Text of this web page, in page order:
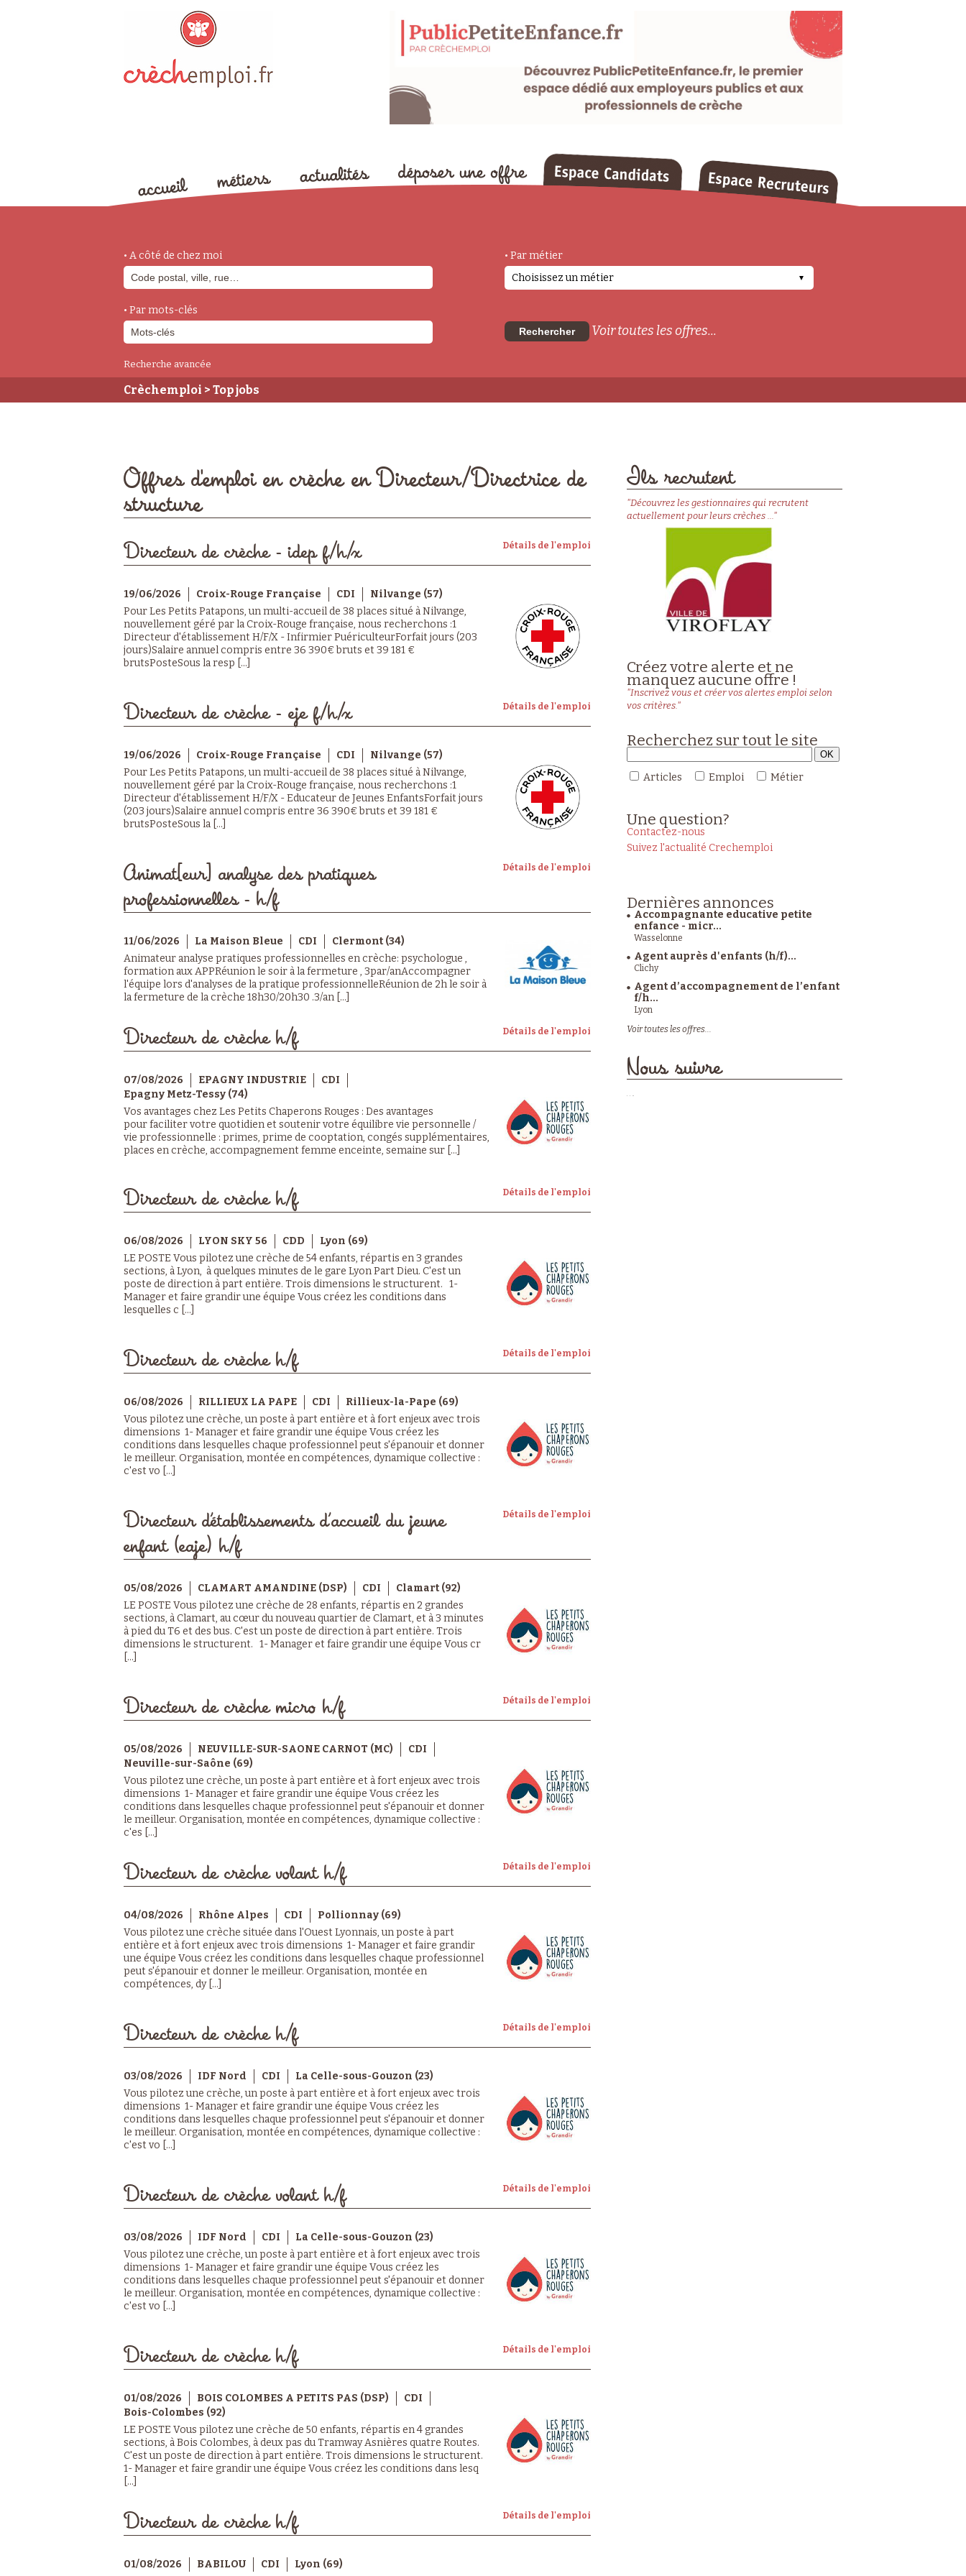
• A côté de chez moi
• Par métier
Choisissez un métier
• Par mots-clés
Rechercher Voir toutes les offres...
Recherche avancée
Crèchemploi > Top jobs
Offres d'emploi en crèche en Directeur/Directrice de
structure
Détails de l'emploi
Directeur de crèche - idep f/h/x
19/06/2026 Croix-Rouge Française CDI
Nilvange (57)
Pour Les Petits Patapons, un multi-accueil de 38 places situé à Nilvange,
nouvellement géré par la Croix-Rouge française, nous recherchons :1
Directeur d'établissement H/F/X - Infirmier PuériculteurForfait jours (203
jours)Salaire annuel compris entre 36 390€ bruts et 39 181 €
brutsPosteSous la resp [...]
Détails de l'emploi
Directeur de crèche - eje f/h/x
19/06/2026 Croix-Rouge Française CDI
Nilvange (57)
Pour Les Petits Patapons, un multi-accueil de 38 places situé à Nilvange,
nouvellement géré par la Croix-Rouge française, nous recherchons :1
Directeur d'établissement H/F/X - Educateur de Jeunes EnfantsForfait jours
(203 jours)Salaire annuel compris entre 36 390€ bruts et 39 181 €
brutsPosteSous la [...]
Détails de l'emploi
Animat[eur] analyse des pratiques
professionnelles - h/f
11/06/2026 La Maison Bleue CDI
Clermont (34)
Animateur analyse pratiques professionnelles en crèche: psychologue ,
formation aux APPRéunion le soir à la fermeture , 3par/anAccompagner
l'équipe lors d'analyses de la pratique professionnelleRéunion de 2h le soir à
la fermeture de la crèche 18h30/20h30 .3/an [...]
Détails de l'emploi
Directeur de crèche h/f
07/08/2026 EPAGNY INDUSTRIE
CDI
Epagny Metz-Tessy (74)
Vos avantages chez Les Petits Chaperons Rouges : Des avantages
pour faciliter votre quotidien et soutenir votre équilibre vie personnelle /
vie professionnelle : primes, prime de cooptation, congés supplémentaires,
places en crèche, accompagnement femme enceinte, semaine sur [...]
Détails de l'emploi
Directeur de crèche h/f
06/08/2026 LYON SKY 56 CDD
Lyon (69)
LE POSTE Vous pilotez une crèche de 54 enfants, répartis en 3 grandes
sections, à Lyon, à quelques minutes de le gare Lyon Part Dieu. C'est un
poste de direction à part entière. Trois dimensions le structurent. 1-
Manager et faire grandir une équipe Vous créez les conditions dans
lesquelles c [...]
Détails de l'emploi
Directeur de crèche h/f
06/08/2026 RILLIEUX LA PAPE CDI
Rillieux-la-Pape (69)
Vous pilotez une crèche, un poste à part entière et à fort enjeux avec trois
dimensions 1- Manager et faire grandir une équipe Vous créez les
conditions dans lesquelles chaque professionnel peut s'épanouir et donner
le meilleur. Organisation, montée en compétences, dynamique collective :
c'est vo [...]
Détails de l'emploi
Directeur d’établissements d’accueil du jeune
enfant (eaje) h/f
05/08/2026 CLAMART AMANDINE (DSP) CDI
Clamart (92)
LE POSTE Vous pilotez une crèche de 28 enfants, répartis en 2 grandes
sections, à Clamart, au cœur du nouveau quartier de Clamart, et à 3 minutes
à pied du T6 et des bus. C'est un poste de direction à part entière. Trois
dimensions le structurent. 1- Manager et faire grandir une équipe Vous cr
[...]
Détails de l'emploi
Directeur de crèche micro h/f
05/08/2026 NEUVILLE-SUR-SAONE CARNOT (MC)
CDI
Neuville-sur-Saône (69)
Vous pilotez une crèche, un poste à part entière et à fort enjeux avec trois
dimensions 1- Manager et faire grandir une équipe Vous créez les
conditions dans lesquelles chaque professionnel peut s'épanouir et donner
le meilleur. Organisation, montée en compétences, dynamique collective :
c'es [...]
Détails de l'emploi
Directeur de crèche volant h/f
04/08/2026 Rhône Alpes CDI
Pollionnay (69)
Vous pilotez une crèche située dans l'Ouest Lyonnais, un poste à part
entière et à fort enjeux avec trois dimensions 1- Manager et faire grandir
une équipe Vous créez les conditions dans lesquelles chaque professionnel
peut s'épanouir et donner le meilleur. Organisation, montée en
compétences, dy [...]
Détails de l'emploi
Directeur de crèche h/f
03/08/2026 IDF Nord CDI
La Celle-sous-Gouzon (23)
Vous pilotez une crèche, un poste à part entière et à fort enjeux avec trois
dimensions 1- Manager et faire grandir une équipe Vous créez les
conditions dans lesquelles chaque professionnel peut s'épanouir et donner
le meilleur. Organisation, montée en compétences, dynamique collective :
c'est vo [...]
Détails de l'emploi
Directeur de crèche volant h/f
03/08/2026 IDF Nord CDI
La Celle-sous-Gouzon (23)
Vous pilotez une crèche, un poste à part entière et à fort enjeux avec trois
dimensions 1- Manager et faire grandir une équipe Vous créez les
conditions dans lesquelles chaque professionnel peut s'épanouir et donner
le meilleur. Organisation, montée en compétences, dynamique collective :
c'est vo [...]
Détails de l'emploi
Directeur de crèche h/f
01/08/2026 BOIS COLOMBES A PETITS PAS (DSP)
CDI
Bois-Colombes (92)
LE POSTE Vous pilotez une crèche de 50 enfants, répartis en 4 grandes
sections, à Bois Colombes, à deux pas du Tramway Asnières quatre Routes.
C'est un poste de direction à part entière. Trois dimensions le structurent.
1- Manager et faire grandir une équipe Vous créez les conditions dans lesq
[...]
Détails de l'emploi
Directeur de crèche h/f
01/08/2026 BABILOU CDI
Lyon (69)
Ils recrutent
"Découvrez les gestionnaires qui recrutent
actuellement pour leurs crèches ..."
Créez votre alerte et ne
manquez aucune offre !
"Inscrivez vous et créer vos alertes emploi selon
vos critères."
Recherchez sur tout le site
Articles Emploi Métier
Une question?
Contactez-nous
Suivez l'actualité Crechemploi
Dernières annonces
Accompagnante educative petite
enfance - micr...
Wasselonne
Agent auprès d'enfants (h/f)...
Clichy
Agent d’accompagnement de l’enfant
f/h...
Lyon
Voir toutes les offres...
Nous suivre